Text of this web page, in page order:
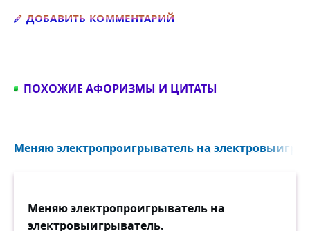
ДОБАВИТЬ КОММЕНТАРИЙ
ПОХОЖИЕ АФОРИЗМЫ И ЦИТАТЫ
Меняю электропроигрыватель на
Меняю электропроигрыватель на
электровыигрыватель.